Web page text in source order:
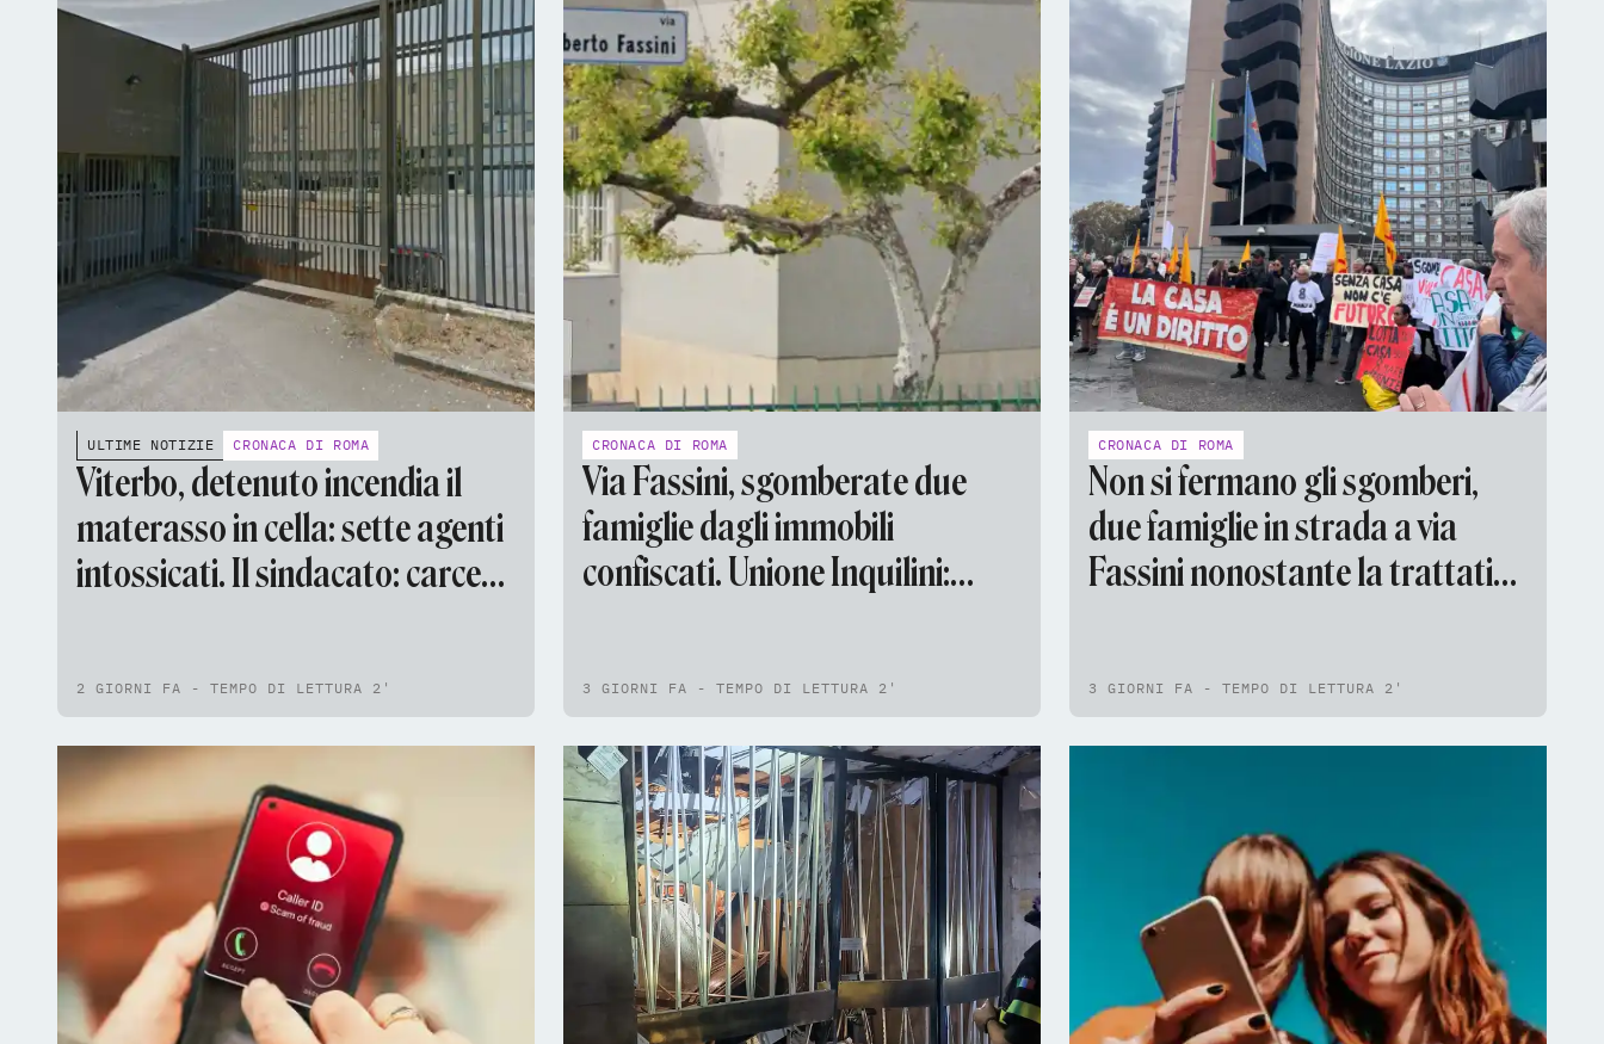
ULTIME NOTIZIE CRONACA DI ROMA
Viterbo, detenuto incendia il
materasso in cella: sette agenti
intossicati. Il sindacato: carcere
2 GIORNI FA - TEMPO DI LETTURA 2'
CRONACA DI ROMA
Via Fassini, sgomberate due
famiglie dagli immobili
confiscati. Unione Inquilini:
3 GIORNI FA - TEMPO DI LETTURA 2'
CRONACA DI ROMA
Non si fermano gli sgomberi,
due famiglie in strada a via
Fassini nonostante la trattativa
3 GIORNI FA - TEMPO DI LETTURA 2'